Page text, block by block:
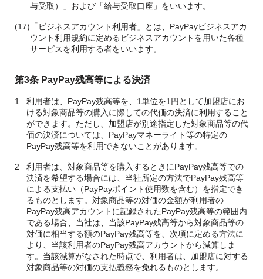
与受取）」および「給与受取口座」をいいます。
(17) 「ビジネスアカウント利用者」とは、PayPayビジネスアカ
ウント利用規約に定めるビジネスアカウントを用いた各種
サービスを利用する者をいいます。
第3条 PayPay残高等による決済
1
利用者は、PayPay残高等を、1単位を1円として加盟店にお
ける対象商品等の購入に際しての代価の決済に利用すること
ができます。ただし、加盟店が別途指定した対象商品等の代
価の決済については、PayPayマネーライト等の特定の
PayPay残高等を利用できないことがあります。
2
利用者は、対象商品等を購入するときにPayPay残高等での
決済を希望する場合には、当社所定の方法でPayPay残高等
による支払い（PayPayポイント使用数を含む）を指定でき
るものとします。対象商品等の対価の金額が利用者の
PayPay残高アカウントに記録されたPayPay残高等の範囲内
である場合、当社は、当該PayPay残高等から対象商品等の
対価に相当する額のPayPay残高等を、次項に定める方法に
より、当該利用者のPayPay残高アカウントから減算しま
す。当該減算がなされた時点で、利用者は、加盟店に対する
対象商品等の対価の支払義務を免れるものとします。